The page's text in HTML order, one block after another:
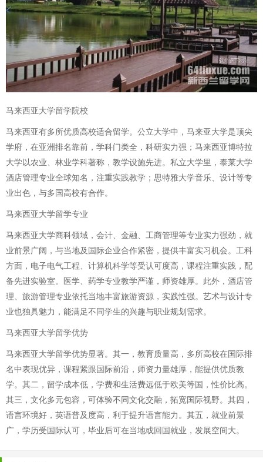
马来西亚大学留学院校
马来西亚有多所优质高校适合留学。公立大学中，马来亚大学是顶尖
学府，在亚洲排名靠前，学科门类全，科研实力强；马来西亚博特拉
大学以农业、林业学科著称，教学设施先进。私立大学里，泰莱大学
酒店管理专业全球知名，注重实践教学；思特雅大学音乐、设计等专
业出色，与多国高校有合作。
马来西亚大学留学专业
马来西亚大学商科领域，会计、金融、工商管理等专业实力强劲，就
业前景广阔，与当地及国际企业合作紧密，提供丰富实习机会。工科
方面，电子电气工程、计算机科学等受认可度高，课程注重实践，配
备先进实验室。医学、药学专业教学严谨，师资雄厚。此外，酒店管
理、旅游管理专业依托当地丰富旅游资源，实践性强。艺术与设计专
业也独具魅力，能满足不同学生的兴趣与职业规划需求。
马来西亚大学留学优势
马来西亚大学留学优势显著。其一，教育质量高，多所高校在国际排
名中表现优异，课程紧跟国际前沿，师资力量雄厚，能提供优质教
学。其二，留学成本低，学费和生活费远低于欧美等国，性价比高。
其三，文化多元包容，可体验不同文化交融，拓宽国际视野。其四，
语言环境好，英语普及度高，利于提升语言能力。其五，就业前景
广，学历受国际认可，毕业后可在当地或回国就业，发展空间大。